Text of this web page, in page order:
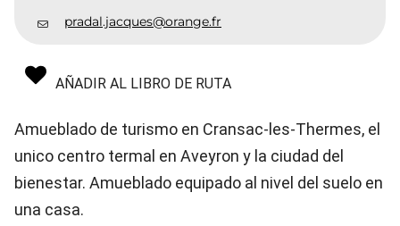
pradal.jacques@orange.fr
AÑADIR AL LIBRO DE RUTA
Amueblado de turismo en Cransac-les-Thermes, el
unico centro termal en Aveyron y la ciudad del
bienestar. Amueblado equipado al nivel del suelo en
una casa.